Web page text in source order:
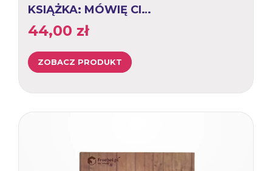
KSIĄŻKA: MÓWIĘ CI…
44,00 zł
ZOBACZ PRODUKT